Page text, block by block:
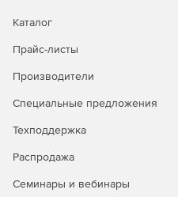
стандартов и регламентов
Модули
Растр.
последующей
управления, передачи и
Каталог
Прайс-листы
Производители
Специальные предложения
Техподдержка
Распродажа
Семинары и вебинары